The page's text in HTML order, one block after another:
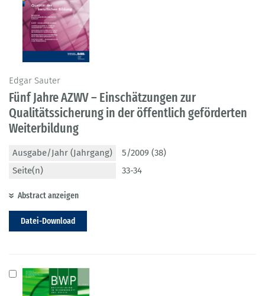
Edgar Sauter
Fünf Jahre AZWV – Einschätzungen zur
Qualitätssicherung in der öffentlich geförderten
Weiterbildung
Ausgabe/Jahr (Jahrgang)
5/2009 (38)
Seite(n)
33-34
Abstract anzeigen
Datei-Download